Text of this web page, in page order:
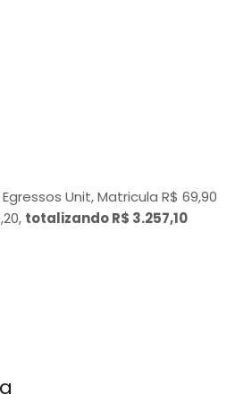
Unit, Matricula R$ 69,90
totalizando R$ 3.257,10